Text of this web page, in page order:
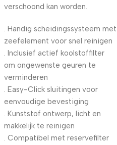
verschoond kan worden.
. Handig scheidingssysteem met
zeefelement voor snel reinigen
. Inclusief actief koolstoffilter
om ongewenste geuren te
verminderen
. Easy-Click sluitingen voor
eenvoudige bevestiging
. Kunststof ontwerp, licht en
makkelijk te reinigen
. Compatibel met reservefilter